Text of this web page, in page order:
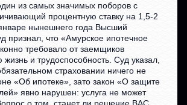
из самых значимых поборов с
процентную ставку на 1,5-2
нынешнего года Высший
признал, что «Амурское ипотечное
требовало от заемщиков
жизнь и трудоспособность. Суд указал,
страховании ничего не
«Об ипотеке», зато закон «О защите
явно нарушен: услуга не может